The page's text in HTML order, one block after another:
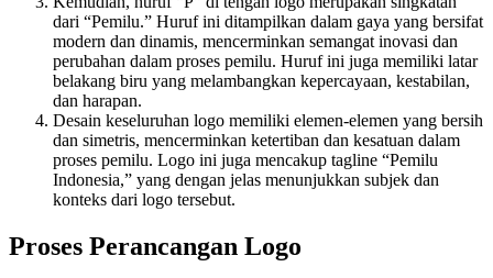
dari “Pemilu.” Huruf ini ditampilkan dalam gaya yang bersifat
modern dan dinamis, mencerminkan semangat inovasi dan
perubahan dalam proses pemilu. Huruf ini juga memiliki latar
belakang biru yang melambangkan kepercayaan, kestabilan,
dan harapan.
Desain keseluruhan logo memiliki elemen-elemen yang bersih
dan simetris, mencerminkan ketertiban dan kesatuan dalam
proses pemilu. Logo ini juga mencakup tagline “Pemilu
Indonesia,” yang dengan jelas menunjukkan subjek dan
konteks dari logo tersebut.
Proses Perancangan Logo